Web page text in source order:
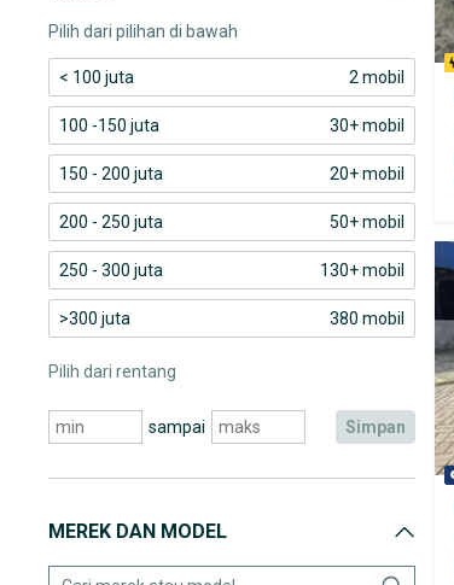
Pilih dari pilihan di bawah
< 100 juta 2 mobil
100 -150 juta 30+ mobil
150 - 200 juta 20+ mobil
200 - 250 juta 50+ mobil
250 - 300 juta 130+ mobil
>300 juta 380 mobil
Pilih dari rentang
sampai simpan
MEREK DAN MODEL